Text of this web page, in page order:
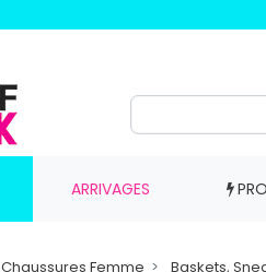
ARRIVAGES
Chaussures Femme Baskets,